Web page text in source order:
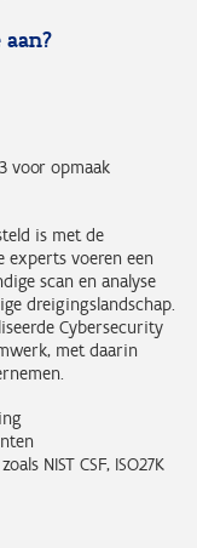
voor opmaak
is met de
experts voeren een
scan en analyse
dreigingslandschap.
Cybersecurity
met daarin
NIST CSF, ISO27K